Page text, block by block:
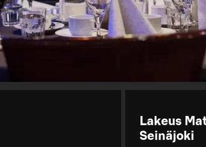
Lakeus
Seinäjoki